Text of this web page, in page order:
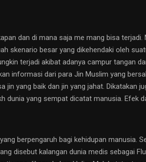
dan di mana saja me mang bisa
skenario besar yang dikehendaki oleh
terjadi akibat adanya campur tangan
informasi dari para Jin Muslim yang
jin yang baik dan jin yang jahat.
dunia yang sempat dicatat manusia. Efek
berpengaruh bagi kehidupan manusia.
disebut kalangan dunia medis sebagai